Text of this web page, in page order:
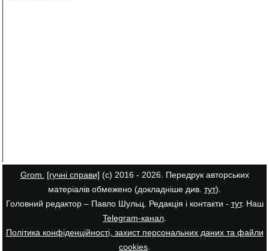
Grom. [гучні справи] (с) 2016 - 2026. Передрук авторських
матеріалів обмежено (докладніше див. тут).
Головний редактор – Павло Шульц. Редакція і контакти - тут. Наш
Telegram-канал
Політика конфіденційності, захист персональних даних та файли
cookies